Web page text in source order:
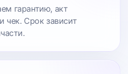
гарантию, акт
чек. Срок зависит